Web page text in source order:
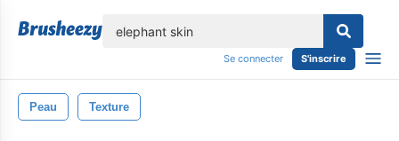
Se connecter S'inscrire
Peau Texture